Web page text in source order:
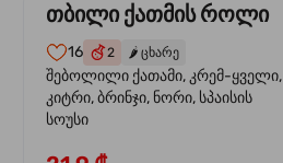
თბილი ქათმის როლი
16 2 🌶️ ცხარე
შებოლილი ქათამი, კრემ-ყველი,
კიტრი, ბრინჯი, ნორი, სპაისის
სოუსი